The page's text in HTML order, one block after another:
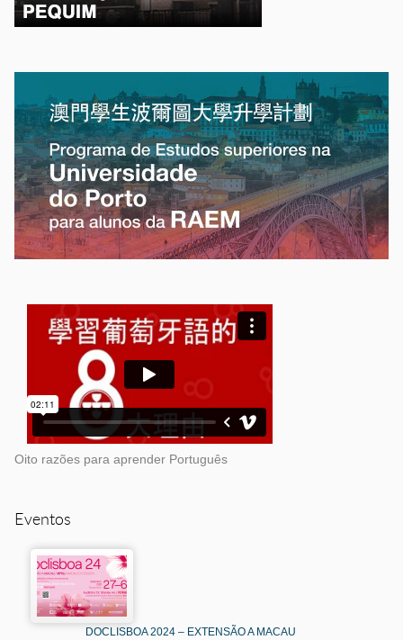
Oito razões para aprender Português
Eventos
DOCLISBOA 2024 – EXTENSÃO A MACAU